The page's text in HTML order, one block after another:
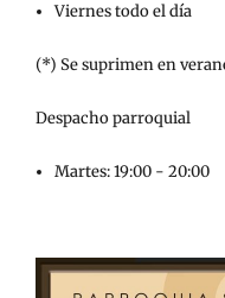
Viernes todo el día
(*) Se suprimen en
Despacho parroquial
Martes: 19:00 - 20:00